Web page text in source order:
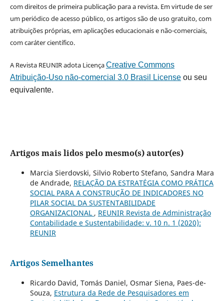
com direitos de primeira publicação para a revista. Em virtude de ser
um periódico de acesso público, os artigos são de uso gratuito, com
atribuições próprias, em aplicações educacionais e não-comerciais,
com caráter científico.
A Revista REUNIR adota LicençaCreative Commons
Atribuição-Uso não-comercial 3.0 Brasil Licenseou seu
equivalente.
Artigos mais lidos pelo mesmo(s) autor(es)
Marcia Sierdovski, Silvio Roberto Stefano, Sandra Mara
de Andrade, RELAÇÃO DA ESTRATÉGIA COMO PRÁTICA
SOCIAL PARA A CONSTRUÇÃO DE INDICADORES NO
PILAR SOCIAL DA SUSTENTABILIDADE
ORGANIZACIONAL , REUNIR Revista de Administração
Contabilidade e Sustentabilidade: v. 10 n. 1 (2020):
REUNIR
Artigos Semelhantes
Ricardo David, Tomás Daniel, Osmar Siena, Paes-de-
Souza, Estrutura da Rede de Pesquisadores em